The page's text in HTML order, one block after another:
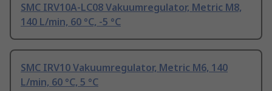
SMC IRV10A-LC08 Vakuumregulator, Metric M8,
140 L/min, 60 °C, -5 °C
SMC IRV10 Vakuumregulator, Metric M6, 140
L/min, 60 °C, 5 °C